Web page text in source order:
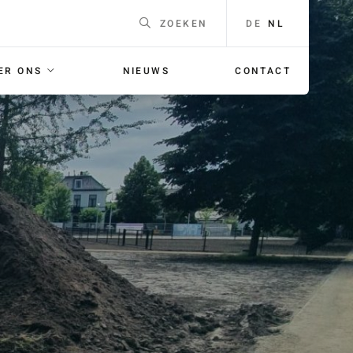
voor je
met
Naam
E-mailadres
Telefoonnummer
ZOEKEN DE NL
ONS NIEUWS CONTACT